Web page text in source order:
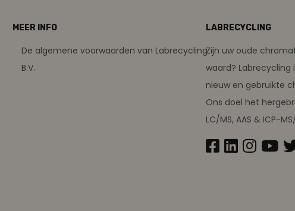
MEER INFO
De algemene voorwaarden van Labrecycling
B.V.
LABRECYCLING
Zijn uw oude
waard? Labrecycling
nieuw en gebruikte
Ons doel het
LC/MS, AAS & ICP-